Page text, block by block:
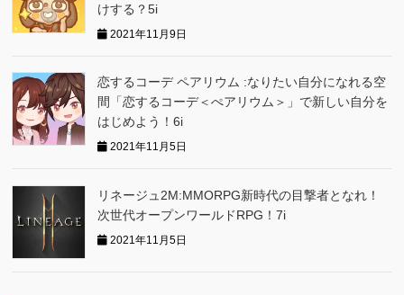
けする？5i
2021年11月9日
恋するコーデ ペアリウム :なりたい自分になれる空
間「恋するコーデ＜ぺアリウム＞」で新しい自分を
はじめよう！6i
2021年11月5日
リネージュ2M:MMORPG新時代の目撃者となれ！
次世代オープンワールドRPG！7i
2021年11月5日